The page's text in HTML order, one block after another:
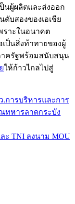
นผู้ผลิตและส่งออก
บสองของเอเชีย
ราะในอนาคต
ป็นสิ่งท้าทายของผู้
าครัฐพร้อมสนับสนุน
ให้ก้าวไกลไปสู่
.การบริหารและการ
ทหารลาดกระบัง
ะ TNI ลงนาม MOU